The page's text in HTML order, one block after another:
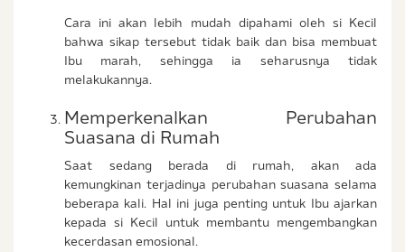
Cara ini akan lebih mudah dipahami oleh si Kecil
bahwa sikap tersebut tidak baik dan bisa membuat
Ibu marah, sehingga ia seharusnya tidak
melakukannya.
Memperkenalkan Perubahan
Suasana di Rumah
Saat sedang berada di rumah, akan ada
kemungkinan terjadinya perubahan suasana selama
beberapa kali. Hal ini juga penting untuk Ibu ajarkan
kepada si Kecil untuk membantu mengembangkan
kecerdasan emosional.